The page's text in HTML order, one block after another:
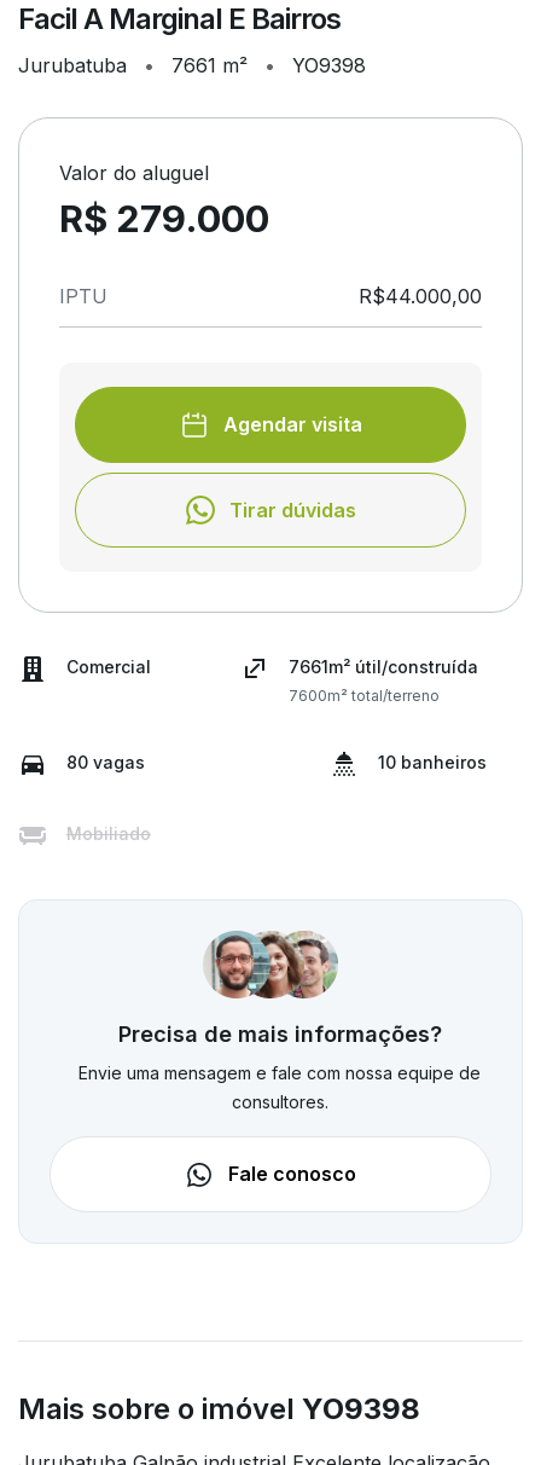
Facil A Marginal E Bairros
Jurubatuba • 7661 m² • YO9398
Valor do aluguel
R$ 279.000
IPTU R$44.000,00
Agendar visita
Tirar dúvidas
Comercial 7661m² útil/construída
7600m² total/terreno
80 vagas 10 banheiros
Mobiliado
Precisa de mais informações?
Envie uma mensagem e fale com nossa equipe de
consultores.
Fale conosco
Mais sobre o imóvel YO9398